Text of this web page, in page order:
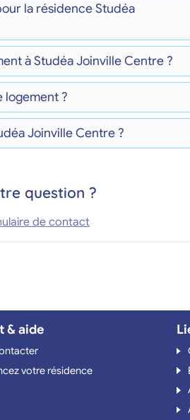
la résidence Studéa
à Studéa Joinville Centre ?
logement ?
Joinville Centre ?
question ?
de contact
& aide
votre résidence